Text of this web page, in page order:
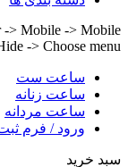
-> Mobile -> Mobile
-> Choose menu
ساعت ست
ساعت زنانه
ساعت مردانه
ورود / فرم
سبد خرید